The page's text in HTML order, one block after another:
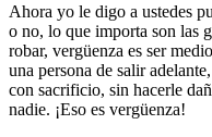
Ahora yo le digo a ustedes
o no, lo que importa son las
robar, vergüenza es ser
una persona de salir
con sacrificio, sin hacerle
nadie. ¡Eso es vergüenza!